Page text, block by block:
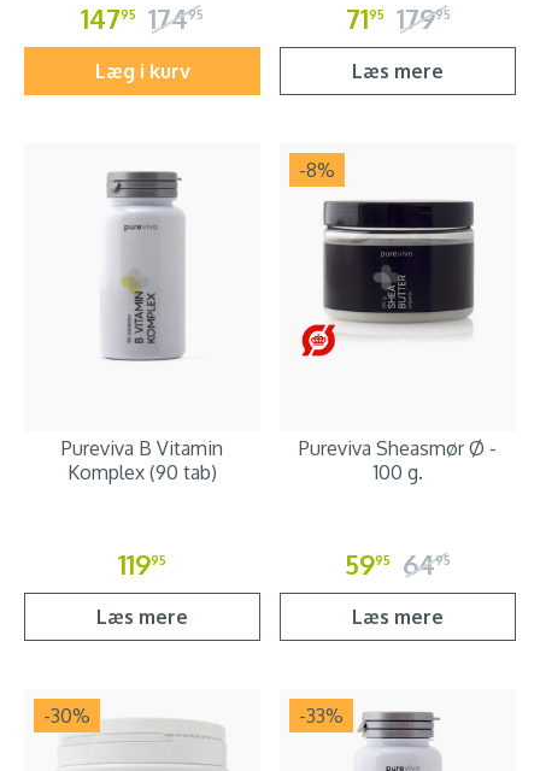
14795 17495
Læg i kurv
7195 17995
Læs mere
Pureviva B Vitamin
Komplex (90 tab)
11995
Læs mere
-8%
Pureviva Sheasmør Ø -
100 g.
5995 6495
Læs mere
-30% -33%